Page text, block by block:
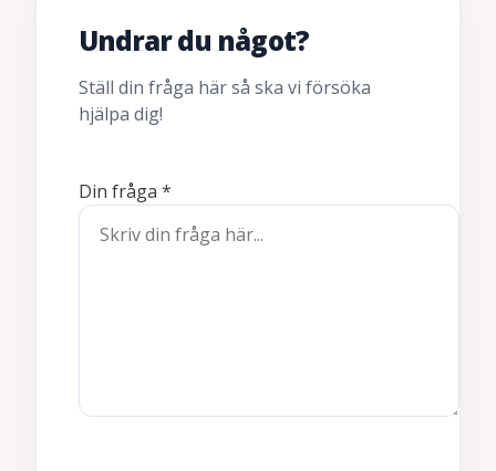
Undrar du något?
Ställ din fråga här så ska vi försöka
hjälpa dig!
Din fråga *